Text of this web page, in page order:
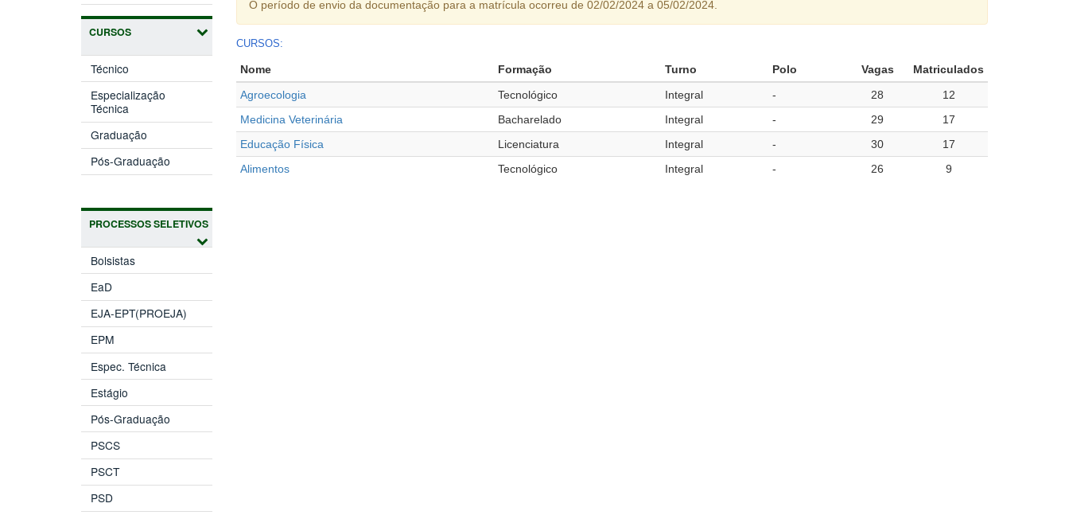
CURSOS
Técnico
Especialização
Técnica
Graduação
Pós-Graduação
PROCESSOS SELETIVOS
Bolsistas
EaD
EJA-EPT(PROEJA)
EPM
Espec. Técnica
Estágio
Pós-Graduação
PSCS
PSCT
PSD
O período de envio da documentação para a matrícula ocorreu de 02/02/2024 a 05/02/2024.
CURSOS:
Nome Formação Turno Polo Vagas
Matriculados
Agroecologia
Tecnológico Integral - 28
12
Medicina Veterinária
Bacharelado Integral - 29
17
Educação Física
Licenciatura Integral - 30
17
Alimentos
Tecnológico Integral - 26 9